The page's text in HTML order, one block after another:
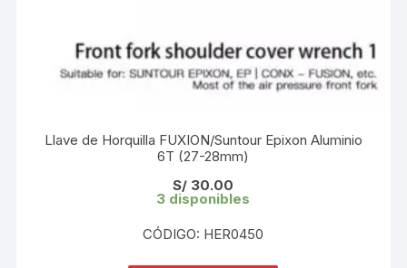
Llave de Horquilla FUXION/Suntour Epixon Aluminio
6T (27-28mm)
S/ 30.00
3 disponibles
CÓDIGO: HER0450